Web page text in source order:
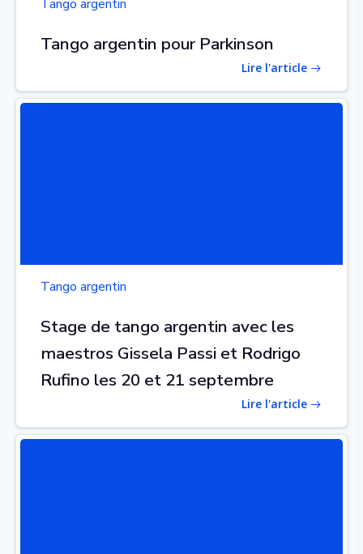
Tango argentin
Tango argentin pour Parkinson
Lire l'article
Tango argentin
Stage de tango argentin avec les
maestros Gissela Passi et Rodrigo
Rufino les 20 et 21 septembre
Lire l'article